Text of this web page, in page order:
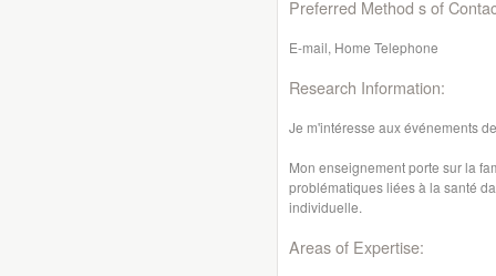
Preferred Method s of
E-mail, Home Telephone
Research Information:
Je m'intéresse aux événements
Mon enseignement porte sur la
problématiques liées à la santé
individuelle.
Areas of Expertise: